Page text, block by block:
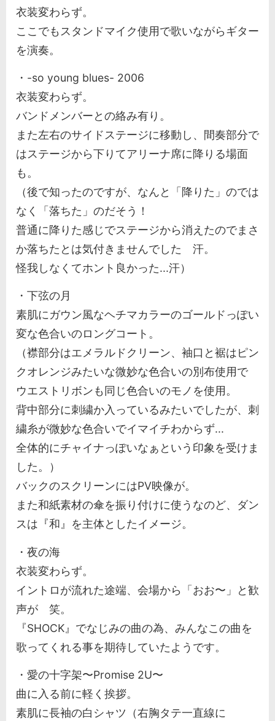
衣装変わらず。
ここでもスタンドマイク使用で歌いながらギター
を演奏。
・-so young blues- 2006
衣装変わらず。
バンドメンバーとの絡み有り。
また左右のサイドステージに移動し、間奏部分で
はステージから下りてアリーナ席に降りる場面
も。
（後で知ったのですが、なんと「降りた」のでは
なく「落ちた」のだそう！
普通に降りた感じでステージから消えたのでまさ
か落ちたとは気付きませんでした 汗。
怪我しなくてホント良かった...汗）
・下弦の月
素肌にガウン風なヘチマカラーのゴールドっぽい
変な色合いのロングコート。
（襟部分はエメラルドクリーン、袖口と裾はピン
クオレンジみたいな微妙な色合いの別布使用で
ウエストリボンも同じ色合いのモノを使用。
背中部分に刺繍か入っているみたいでしたが、刺
繍糸が微妙な色合いでイマイチわからず...
全体的にチャイナっぽいなぁという印象を受けま
した。）
バックのスクリーンにはPV映像が。
また和紙素材の傘を振り付けに使うなのど、ダン
スは『和』を主体としたイメージ。
・夜の海
衣装変わらず。
イントロが流れた途端、会場から「おお〜」と歓
声が 笑。
『SHOCK』でなじみの曲の為、みんなこの曲を
歌ってくれる事を期待していたようです。
・愛の十字架〜Promise 2U〜
曲に入る前に軽く挨拶。
素肌に長袖の白シャツ（右胸タテ一直線に